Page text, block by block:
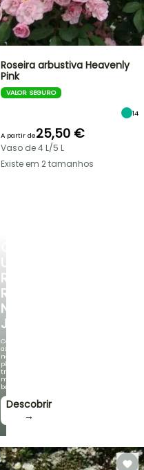
UM
RECANTO
REFRESCANTE
NO
JARDIM
Com
as
nossas
plantas
trepadeiras
mais
bonitas!
Descobrir
→
Roseira arbustiva Heavenly
Pink
VALOR SEGURO
14
A partir de25,50 €
Vaso de 4 L/5 L
Existe em 2 tamanhos